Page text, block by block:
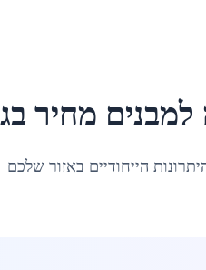
למבנים מחיר ב
הייחודיים באזור שלכם